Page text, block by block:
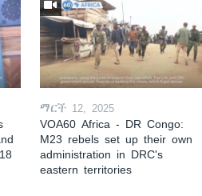
ማርች 12, 2025
VOA60 Africa - DR Congo:
M23 rebels set up their own
administration in DRC's
eastern territories